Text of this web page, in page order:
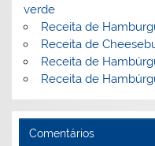
verde
Receita de
Receita de
Receita de
Receita de
Comentários